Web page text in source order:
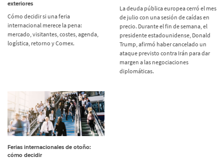
exteriores
Cómo decidir si una feria
internacional merece la pena:
mercado, visitantes, costes, agenda,
logística, retorno y Comex.
La deuda pública europea cerró el mes
de julio con una sesión de caídas en
precio. Durante el fin de semana, el
presidente estadounidense, Donald
Trump, afirmó haber cancelado un
ataque previsto contra Irán para dar
margen a las negociaciones
diplomáticas.
Ferias internacionales de otoño:
cómo decidir